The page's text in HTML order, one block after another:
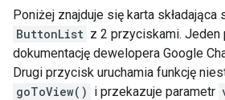
Poniżej znajduje się karta składająca
ButtonList z 2 przyciskami.
dokumentację dewelopera Google
Drugi przycisk uruchamia funkcję
goToView() i przekazuje parametr